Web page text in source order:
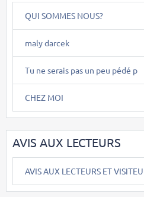
QUI SOMMES NOUS?
maly darcek
Tu ne serais pas un peu pédé p
CHEZ MOI
AVIS AUX LECTEURS
AVIS AUX LECTEURS ET